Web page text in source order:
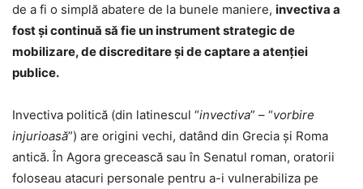
de a fi o simplă abatere de la bunele maniere, invectiva a
fost şi continuă să fie un instrument strategic de
mobilizare, de discreditare şi de captare a atenţiei
publice.
Invectiva politică (din latinescul “invectiva” – “vorbire
injurioasă”) are origini vechi, datând din Grecia şi Roma
antică. În Agora grecească sau în Senatul roman, oratorii
foloseau atacuri personale pentru a-i vulnerabiliza pe